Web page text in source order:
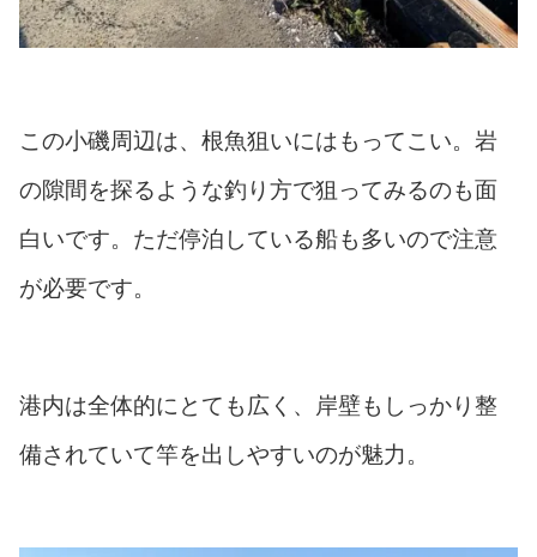
この小磯周辺は、根魚狙いにはもってこい。岩
の隙間を探るような釣り方で狙ってみるのも面
白いです。ただ停泊している船も多いので注意
が必要です。
港内は全体的にとても広く、岸壁もしっかり整
備されていて竿を出しやすいのが魅力。